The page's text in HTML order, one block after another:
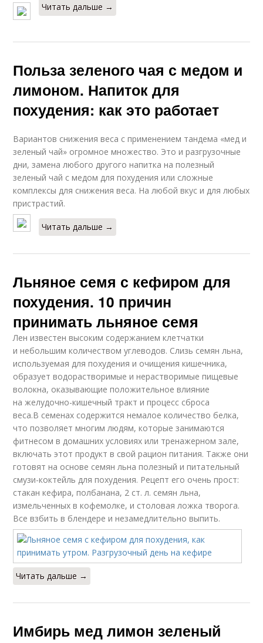
Читать дальше →
Польза зеленого чая с медом и
лимоном. Напиток для
похудения: как это работает
Вариантов снижения веса с применением тандема «мед и
зеленый чай» огромное множество. Это и разгрузочные
дни, замена любого другого напитка на полезный
зеленый чай с медом для похудения или сложные
комплексы для снижения веса. На любой вкус и для любых
пристрастий.
Читать дальше →
Льняное семя с кефиром для
похудения. 10 причин
принимать льняное семя
Лен известен высоким содержанием клетчатки
и небольшим количеством углеводов. Слизь семян льна,
используемая для похудения и очищения кишечника,
образует водорастворимые и нерастворимые пищевые
волокна, оказывающие положительное влияние
на желудочно-кишечный тракт и процесс сброса
веса.В семенах содержится немалое количество белка,
что позволяет многим людям, которые занимаются
фитнесом в домашних условиях или тренажерном зале,
включать этот продукт в свой рацион питания. Также они
готовят на основе семян льна полезный и питательный
смузи-коктейль для похудения. Рецепт его очень прост:
стакан кефира, полбанана, 2 ст. л. семян льна,
измельченных в кофемолке, и столовая ложка творога.
Все взбить в блендере и незамедлительно выпить.
Читать дальше →
Имбирь мед лимон зеленый